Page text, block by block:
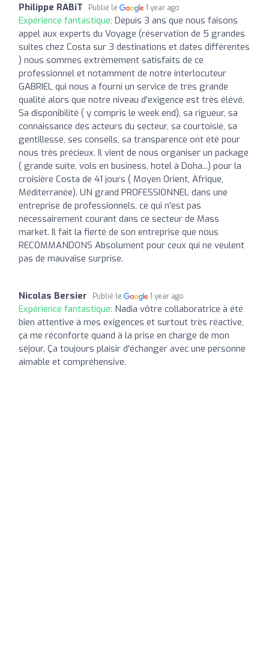
Philippe RABiT Publié le 1 year ago
Expérience fantastique: Depuis 3 ans que nous faisons
appel aux experts du Voyage (réservation de 5 grandes
suites chez Costa sur 3 destinations et dates différentes
) nous sommes extrèmement satisfaits de ce
professionnel et notamment de notre interlocuteur
GABRIEL qui nous a fourni un service de très grande
qualité alors que notre niveau d'exigence est très élévé.
Sa disponibilité ( y compris le week end), sa rigueur, sa
connaissance des acteurs du secteur, sa courtoisie, sa
gentillesse, ses conseils, sa transparence ont été pour
nous très précieux. Il vient de nous organiser un package
( grande suite, vols en business, hotel à Doha...) pour la
croisière Costa de 41 jours ( Moyen Orient, Afrique,
Méditerranée). UN grand PROFESSIONNEL dans une
entreprise de professionnels, ce qui n'est pas
nécessairement courant dans ce secteur de Mass
market. Il fait la fierté de son entreprise que nous
RECOMMANDONS Absolument pour ceux qui ne veulent
pas de mauvaise surprise.
Nicolas Bersier Publié le 1 year ago
Expérience fantastique: Nadia vôtre collaboratrice à été
bien attentive à mes exigences et surtout très réactive,
ça me réconforte quand à la prise en charge de mon
séjour. Ça toujours plaisir d'échanger avec une personne
aimable et compréhensive.